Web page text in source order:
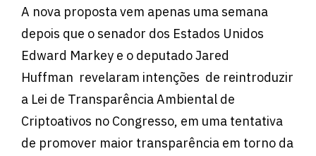
A nova proposta vem apenas uma semana
depois que o senador dos Estados Unidos
Edward Markey e o deputado Jared
Huffman revelaram intenções de reintroduzir
a Lei de Transparência Ambiental de
Criptoativos no Congresso, em uma tentativa
de promover maior transparência em torno da